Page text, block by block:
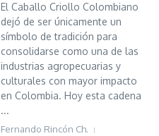
El Caballo Criollo Colombiano
dejó de ser únicamente un
símbolo de tradición para
consolidarse como una de las
industrias agropecuarias y
culturales con mayor impacto
en Colombia. Hoy esta cadena
...
Fernando Rincón Ch.